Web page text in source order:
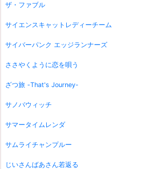
ザ・ファブル
サイエンスキャットレディーチーム
サイバーパンク エッジランナーズ
ささやくように恋を唄う
ざつ旅 -That's Journey-
サノバウィッチ
サマータイムレンダ
サムライチャンプルー
じいさんばあさん若返る